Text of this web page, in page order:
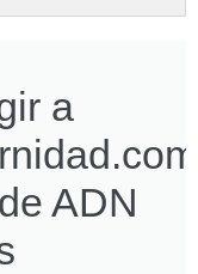
a
ADN